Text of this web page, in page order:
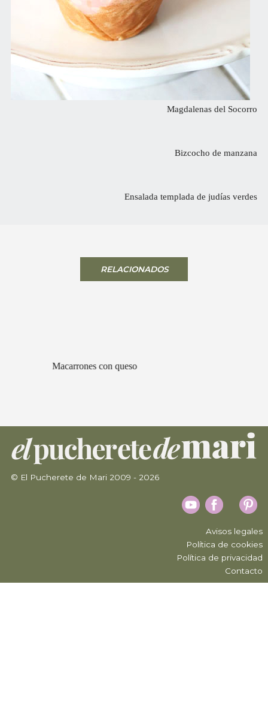
Magdalenas del Socorro
Bizcocho de manzana
Ensalada templada de judías verdes
RELACIONADOS
Macarrones con queso
© El Pucherete de Mari 2009 - 2026
Avisos legales
Política de cookies
Política de privacidad
Contacto